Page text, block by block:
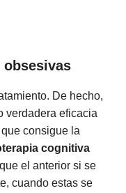
obsesivas
De hecho,
verdadera eficacia
que consigue la
cognitiva
el anterior si se
cuando estas se